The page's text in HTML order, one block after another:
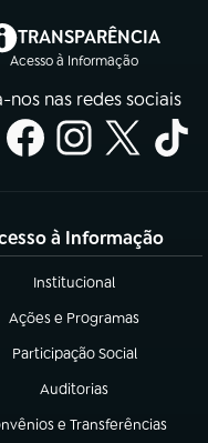
TRANSPARÊNCIA
Acesso à Informação
(abre em nova
nos nas redes sociais
à Informação
Institucional
(abre em nova aba)
Ações e Programas
(abre em nova aba)
Participação Social
(abre em nova aba)
Auditorias
(abre em nova aba)
e Transferências
em nova aba)